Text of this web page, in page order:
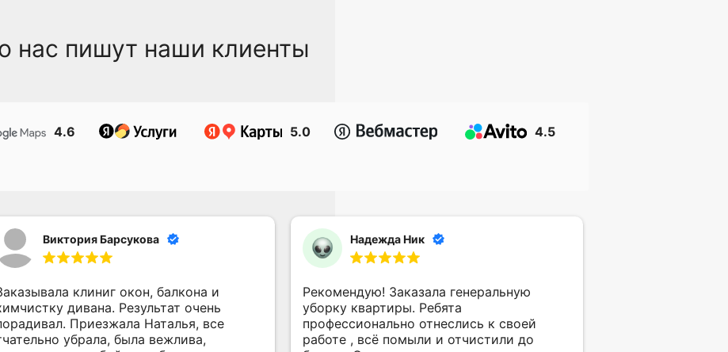
нас пишут наши клиенты
4.6 5.0 4.5
Виктория Барсукова
клиниг окон, балкона и
дивана. Результат очень
Приезжала Наталья, все
убрала, была вежлива,
Надежда Ник
Рекомендую! Заказала генеральную
уборку квартиры. Ребята
профессионально отнеслись к своей
работе , всë помыли и отчистили до